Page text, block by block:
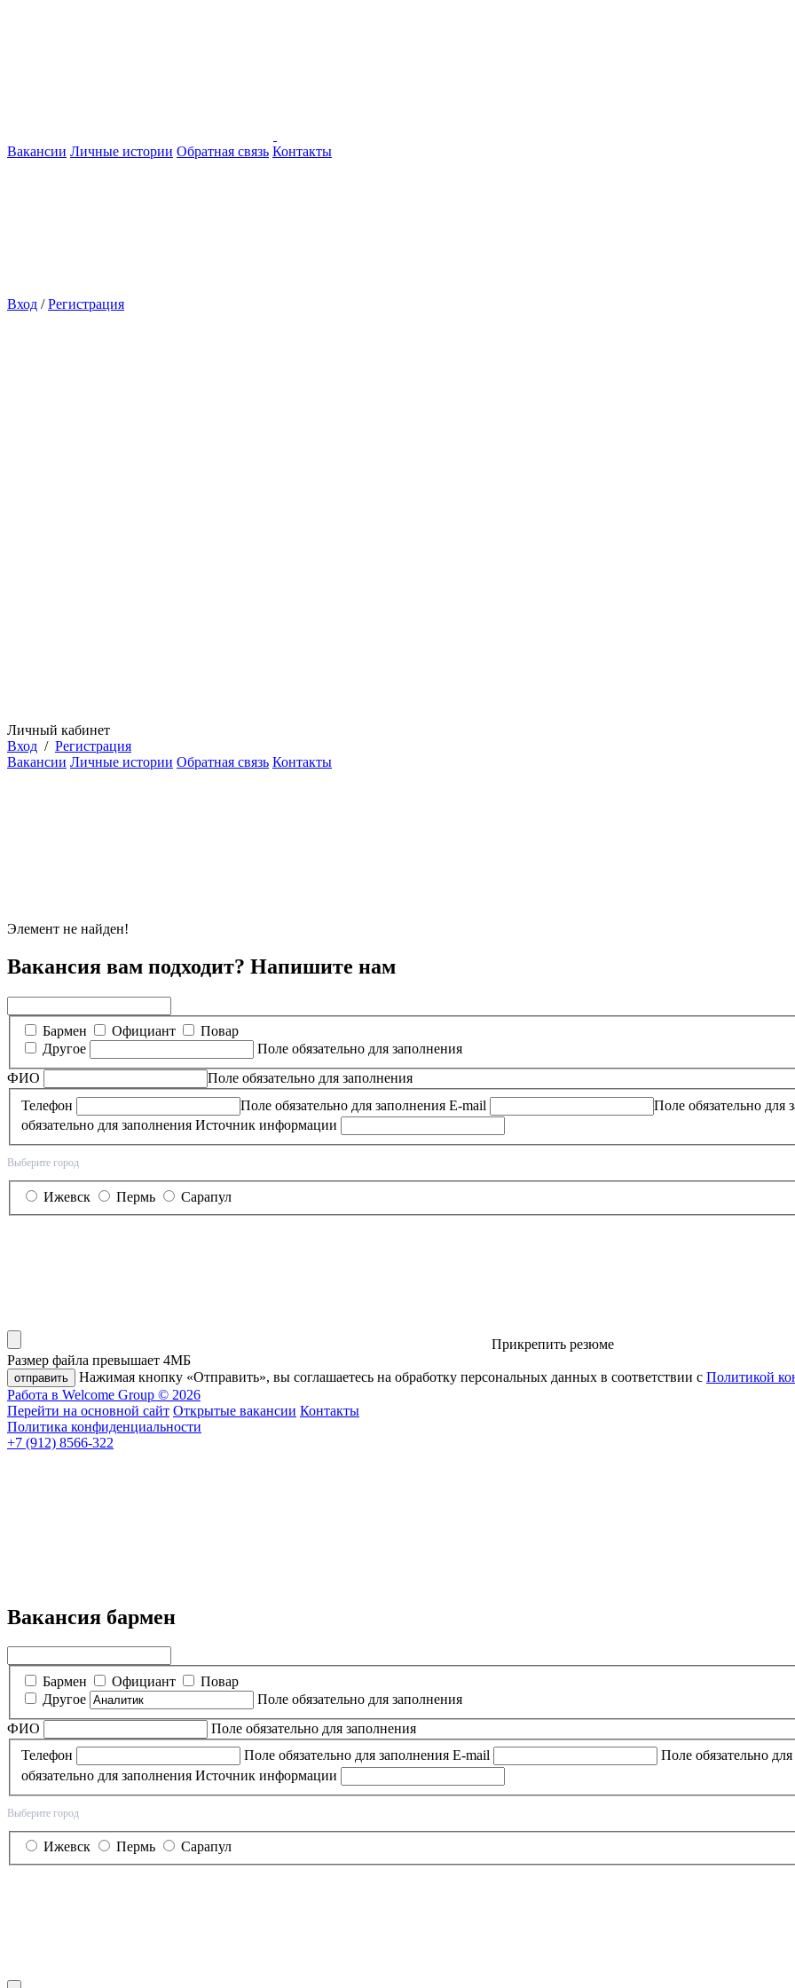
Вакансии Личные истории Обратная связь Контакты
Вход / Регистрация
Личный кабинет
Вход / Регистрация
Вакансии Личные истории Обратная связь Контакты
Элемент не найден!
Вакансия вам подходит? Напишите нам
Бармен Официант
Повар
Другое
Поле обязательно для заполнения
ФИО
Поле обязательно для заполнения
Телефон
Поле обязательно для заполнения E-mail Поле обязательно для
обязательно для заполнения Источник информации
Выберите город
Ижевск Пермь Сарапул
Прикрепить резюме
Размер файла превышает 4МБ
отправить Нажимая кнопку «Отправить», вы соглашаетесь на обработку персональных данных в соответствии с Политикой
Работа в Welcome Group © 2026
Перейти на основной сайт Открытые вакансии Контакты
Политика конфиденциальности
+7 (912) 8566-322
Вакансия бармен
Бармен Официант
Повар
Другое
Поле обязательно для заполнения
ФИО
Поле обязательно для заполнения
Телефон
Поле обязательно для заполнения E-mail Поле обязательно
обязательно для заполнения Источник информации
Выберите город
Ижевск Пермь Сарапул